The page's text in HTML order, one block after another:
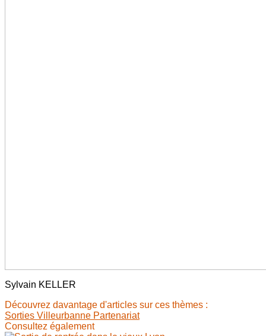
Sylvain KELLER
Découvrez davantage d'articles sur ces thèmes :
Sorties Villeurbanne Partenariat
Consultez également